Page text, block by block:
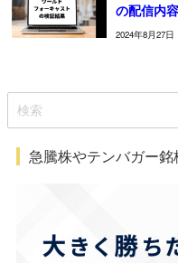
の配信内
2024年8月27日
急騰株やテンバガー銘